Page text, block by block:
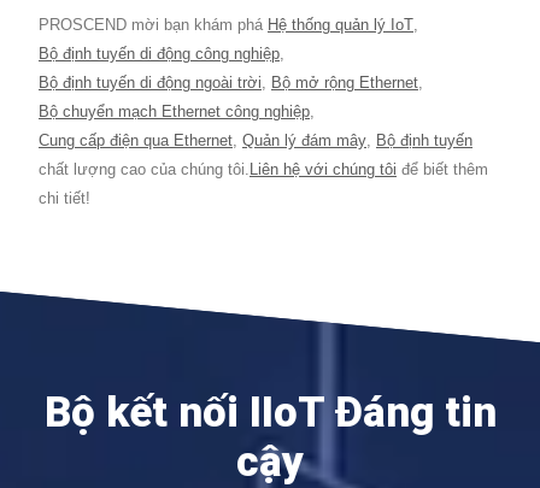
PROSCEND mời bạn khám phá Hệ thống quản lý IoT,
Bộ định tuyến di động công nghiệp,
Bộ định tuyến di động ngoài trời, Bộ mở rộng Ethernet,
Bộ chuyển mạch Ethernet công nghiệp,
Cung cấp điện qua Ethernet, Quản lý đám mây, Bộ định tuyến
chất lượng cao của chúng tôi. Liên hệ với chúng tôi để biết thêm
chi tiết!
Bộ kết nối IIoT Đáng tin
cậy